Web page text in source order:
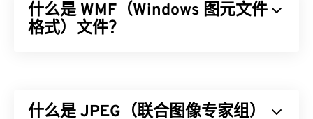
什么是 WMF（Windows 图元文件
格式）文件？
应用程序之间共享图形数据。WMF 是 32 位增强型
什么是 JPEG（联合图像专家组）